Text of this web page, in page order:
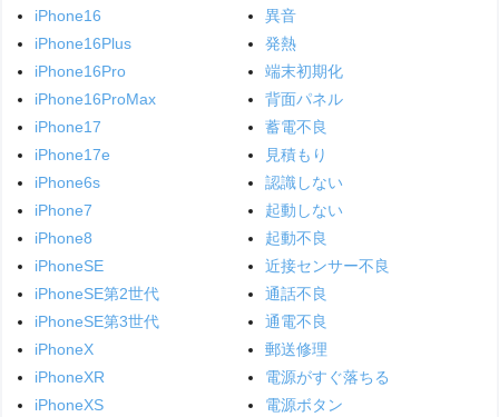
iPhone16
iPhone16Plus
iPhone16Pro
iPhone16ProMax
iPhone17
iPhone17e
iPhone6s
iPhone7
iPhone8
iPhoneSE
iPhoneSE第2世代
iPhoneSE第3世代
iPhoneX
iPhoneXR
iPhoneXS
異音
発熱
端末初期化
背面パネル
蓄電不良
見積もり
認識しない
起動しない
起動不良
近接センサー不良
通話不良
通電不良
郵送修理
電源がすぐ落ちる
電源ボタン